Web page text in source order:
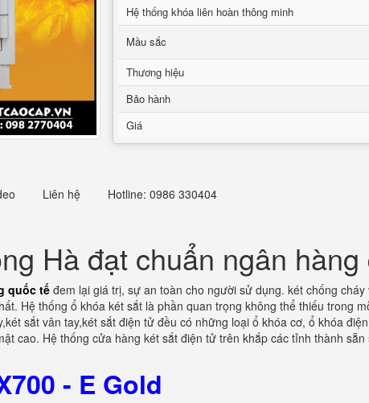
Hệ thống khóa liên hoàn thông minh
Mầu sắc
Thương hiệu
Bảo hành
Giá
Liên hệ Hotline: 0986 330404
Hà đạt chuẩn ngân hàng
quốc tế đem lại giá trị, sự an toàn cho người sử dụng. két chống
Hệ thống ổ khóa két sắt là phần quan trọng không thể thiếu trong
sắt vân tay,két sắt điện tử đều có những loại ổ khóa cơ, ổ khóa
cao. Hệ thống cửa hàng két sắt điện tử trên khắp các tỉnh thành
- E Gold